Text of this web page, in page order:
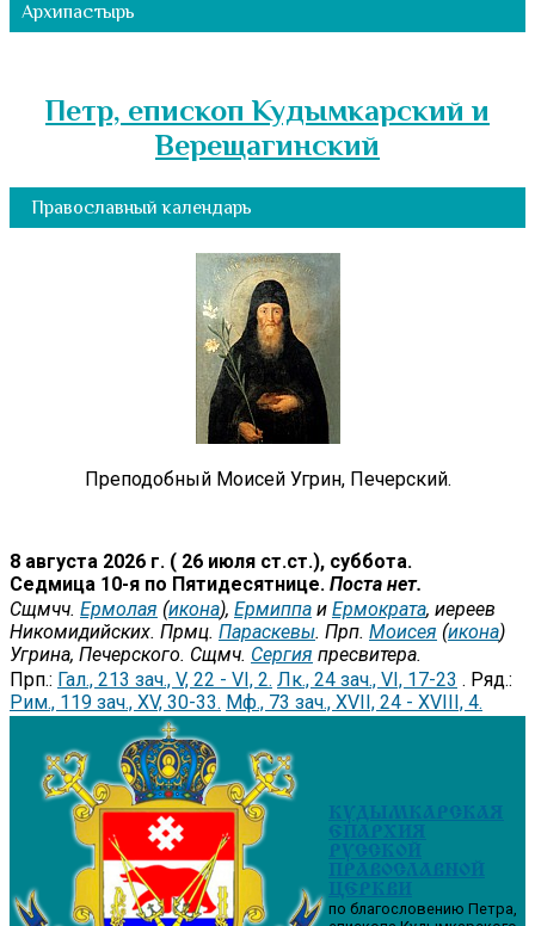
Архипастырь
Петр, епископ Кудымкарский и
Верещагинский
Православный календарь
Преподобный Моисей Угрин, Печерский.
8 августа 2026 г. ( 26 июля ст.ст.), суббота.
Седмица 10-я по Пятидесятнице. Поста нет.
Сщмчч. Ермолая (икона), Ермиппа и Ермократа, иереев
Никомидийских. Прмц. Параскевы. Прп. Моисея (икона)
Угрина, Печерского. Сщмч. Сергия пресвитера.
Прп.: Гал., 213 зач., V, 22 - VI, 2. Лк., 24 зач., VI, 17-23 . Ряд.:
Рим., 119 зач., XV, 30-33. Мф., 73 зач., XVII, 24 - XVIII, 4.
КУДЫМКАРСКАЯ
ЕПАРХИЯ
РУССКОЙ
ПРАВОСЛАВНОЙ
ЦЕРКВИ
по благословению Петра,